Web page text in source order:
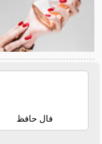
فال حافظ